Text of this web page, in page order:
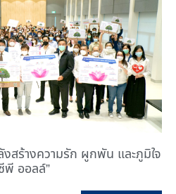
สร้างความรัก ผูกพัน และภูมิใจ
พี ออลล์”